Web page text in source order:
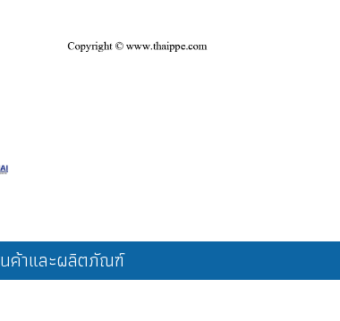
สินค้าและผลิตภัณฑ์